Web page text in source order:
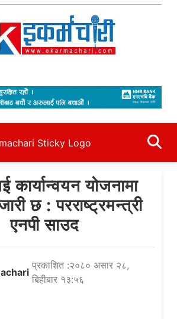
योजनामा
छ : परराष्ट्रमन्त्री
एनपी साउद
प्रकाशित :२०८० असार २८,
बिहीबार १३:५६